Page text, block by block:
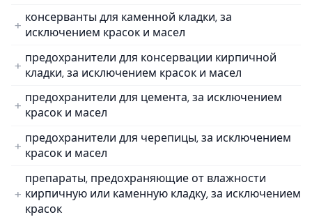
консерванты для каменной кладки, за
исключением красок и масел
предохранители для консервации кирпичной
кладки, за исключением красок и масел
предохранители для цемента, за исключением
красок и масел
предохранители для черепицы, за исключением
красок и масел
препараты, предохраняющие от влажности
кирпичную или каменную кладку, за исключением
красок